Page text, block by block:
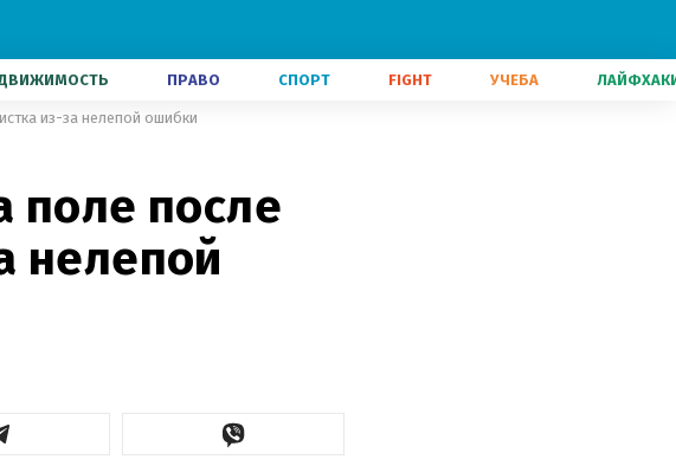
ПРАВО СПОРТ FIGHT УЧЕБА
из-за нелепой ошибки
поле после
нелепой